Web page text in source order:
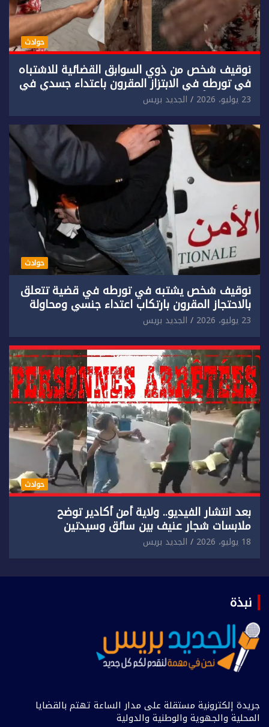
حوادث
توقيف شخص من ذوي السوابق القضائية للاشتباه
في تورطه في الابتزاز المقرون باعتداء جسدي في
حق سائح أجنبي.
23 يوليو، 2026 الجديد بريس
حوادث
توقيف شخص يشتبه في تورطه في قضية تتعلق
بالاحتجاز المقرون بارتكاب اعتداء جنسي ومحاولة
إضرام النار عمدا.
23 يوليو، 2026 الجديد بريس
حوادث
بعد انتشار الفيديو.. ولاية أمن أكادير توضح
ملابسات شجار عنيف بين سائق وسيدتين
18 يوليو، 2026 الجديد بريس
نبذة
جريدة إلكترونية مستقلة على مدار الساعة تهتم بالقضايا
المحلية والجهوية والوطنية والدولية